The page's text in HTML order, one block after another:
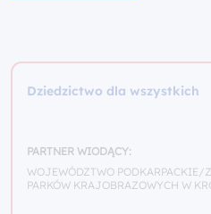
Dziedzictwo dla wszystkich
PARTNER WIODĄCY:
WOJEWÓDZTWO PODKARPACKIE/
PARKÓW KRAJOBRAZOWYCH W